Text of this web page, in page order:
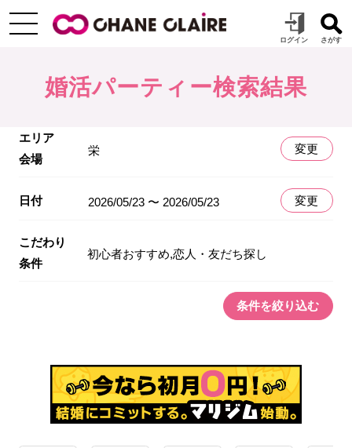
婚活パーティー検索結果
エリア
会場
栄 変更
日付 2026/05/23 〜 2026/05/23 変更
こだわり
条件
初心者おすすめ,恋人・友だち探し
条件を絞り込む